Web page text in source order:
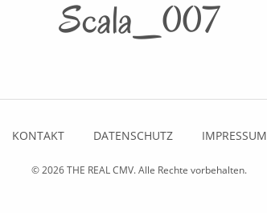
Scala_007
KONTAKT DATENSCHUTZ IMPRESSUM
© 2026THE REAL CMV. Alle Rechte vorbehalten.